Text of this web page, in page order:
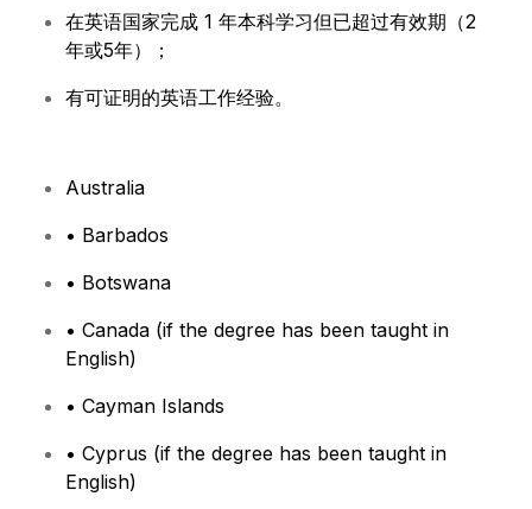
在英语国家完成 1 年本科学习但已超过有效期（2
年或5年）；
有可证明的英语工作经验。
Australia
• Barbados
• Botswana
• Canada (if the degree has been taught in
English)
• Cayman Islands
• Cyprus (if the degree has been taught in
English)